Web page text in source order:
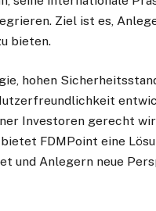
Ziel ist es,
bieten.
hohen
Investoren gerecht
FDMPoint eine
und Anlegern neue